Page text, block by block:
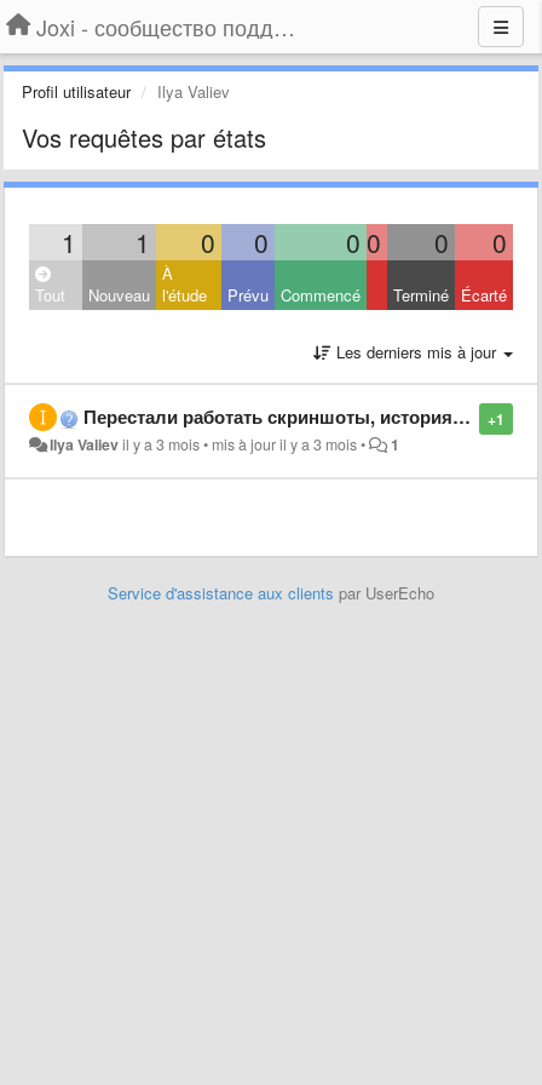
Joxi - сообщество поддержки
Profil utilisateur Ilya Valiev
Vos requêtes par états
1 1 0 0 0 0 0 0
Tout Nouveau
À
l'étude
Prévu Commencé Terminé Écarté
Les derniers mis à jour
+1
Перестали работать скриншоты, история не доступна, что делать?
Ilya Valievil y a 3 mois• mis à jouril y a 3 mois• 1
Service d'assistance aux clients par UserEcho